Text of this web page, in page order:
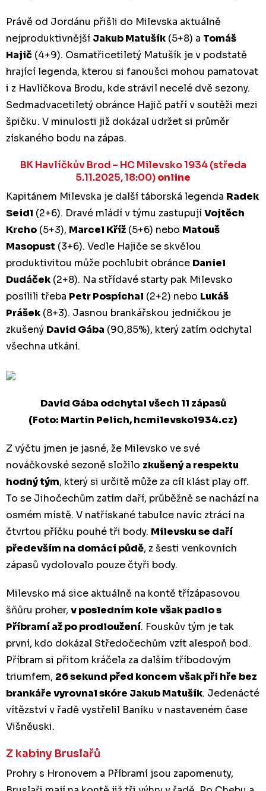
Právě od Jordánu přišli do Milevska aktuálně
nejproduktivnější Jakub Matušík (5+8) a Tomáš
Hajič (4+9). Osmatřicetiletý Matušík je v podstatě
hrající legenda, kterou si fanoušci mohou pamatovat
i z Havlíčkova Brodu, kde strávil necelé dvě sezony.
Sedmadvacetiletý obránce Hajič patří v soutěži mezi
špičku. V minulosti již dokázal udržet si průměr
získaného bodu na zápas.
BK Havlíčkův Brod – HC Milevsko 1934 (středa
5.11.2025, 18:00)online
Kapitánem Milevska je další táborská legenda Radek
Seidl (2+6). Dravé mládí v týmu zastupujíVojtěch
Krcho (5+3), Marcel Kříž (5+6) nebo Matouš
Masopust (3+6). Vedle Hajiče se skvělou
produktivitou může pochlubit obránce Daniel
Dudáček (2+8). Na střídavé starty pak Milevsko
posílili třeba Petr Pospíchal (2+2) nebo Lukáš
Prášek (8+3). Jasnou brankářskou jedničkou je
zkušený David Gába (90,85%), který zatím odchytal
všechna utkání.
David Gába odchytal všech 11 zápasů
(Foto: Martin Pelich, hcmilevsko1934.cz)
Z výčtu jmen je jasné, že Milevsko ve své
nováčkovské sezoně složilo zkušený a respektu
hodný tým, který si určitě může za cíl klást play off.
To se Jihočechům zatím daří, průběžně se nachází na
osmém místě. V natřískané tabulce navíc ztrácí na
čtvrtou příčku pouhé tři body. Milevsku se daří
především na domácí půdě, z šesti venkovních
zápasů vydolovalo pouze čtyři body.
Milevsko má sice aktuálně na kontě třízápasovou
šňůru proher, v posledním kole však padlo s
Příbramí až po prodloužení. Fouskův tým je tak
první, kdo dokázal Středočechům vzít alespoň bod.
Příbram si přitom kráčela za dalším tříbodovým
triumfem, 26 sekund před koncem však při hře bez
brankáře vyrovnal skóre Jakub Matušík. Jedenácté
vítězství v řadě vystřelil Baníku v nastaveném čase
Višněuski.
Z kabiny Bruslařů
Prohry s Hronovem a Příbramí jsou zapomenuty,